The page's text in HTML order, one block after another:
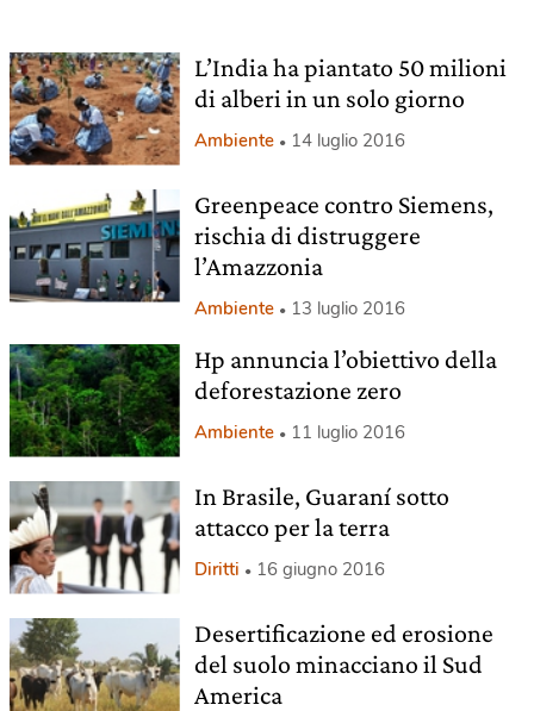
L’India ha piantato 50 milioni
di alberi in un solo giorno
Ambiente 14 luglio 2016
Greenpeace contro Siemens,
rischia di distruggere
l’Amazzonia
Ambiente 13 luglio 2016
Hp annuncia l’obiettivo della
deforestazione zero
Ambiente 11 luglio 2016
In Brasile, Guaraní sotto
attacco per la terra
Diritti 16 giugno 2016
Desertificazione ed erosione
del suolo minacciano il Sud
America